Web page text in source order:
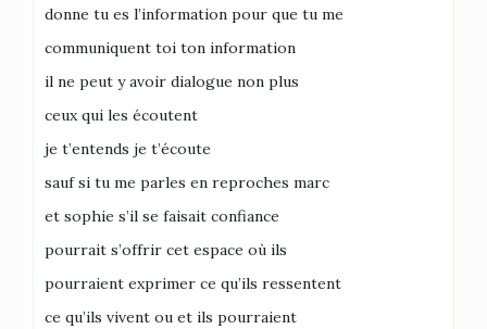
donne tu es l’information pour que tu me
communiquent toi ton information
il ne peut y avoir dialogue non plus
ceux qui les écoutent
je t’entends je t’écoute
sauf si tu me parles en reproches marc
et sophie s’il se faisait confiance
pourrait s’offrir cet espace où ils
pourraient exprimer ce qu’ils ressentent
ce qu’ils vivent ou et ils pourraient